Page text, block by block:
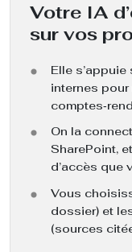
Votre IA
sur vos
Elle
internes
On la
SharePoint,
d’accès que
Vous
dossier) et
(sources